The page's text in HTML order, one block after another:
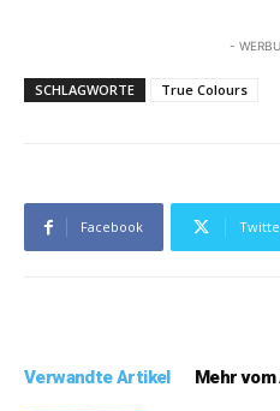
-
SCHLAGWORTE True Colours
Facebook
Verwandte Artikel Mehr